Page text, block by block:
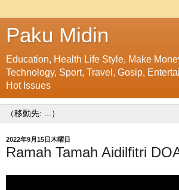
Paku Midin
Education, Health Life Style, Make
Technology, Sport, Travel, Gosip,
Hot Issues
2022年9月15日木曜日
Ramah Tamah Aidilfitri